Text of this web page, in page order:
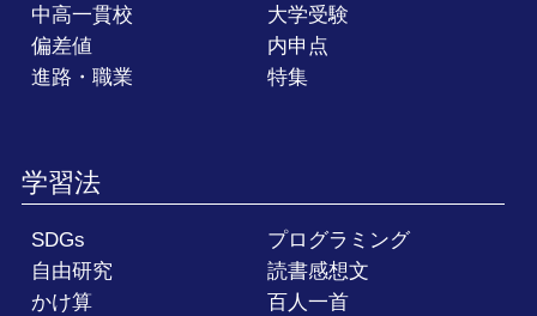
中高一貫校
大学受験
偏差値
内申点
進路・職業
特集
学習法
SDGs
プログラミング
自由研究
読書感想文
かけ算
百人一首